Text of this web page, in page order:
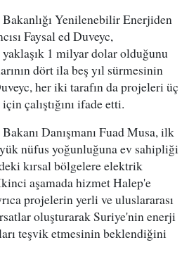
Yenilenebilir Enerjiden
Faysal ed Duveyc,
1 milyar dolar olduğunu
dört ila beş yıl sürmesinin
her iki tarafın da projeleri üç
çalıştığını ifade etti.
Danışmanı Fuad Musa, ilk
nüfus yoğunluğuna ev sahipliği
kırsal bölgelere elektrik
aşamada hizmet Halep'e
projelerin yerli ve uluslararası
oluşturarak Suriye'nin enerji
teşvik etmesinin beklendiğini